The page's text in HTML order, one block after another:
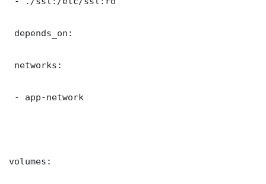
depends_on:
networks:
- app-network
volumes: